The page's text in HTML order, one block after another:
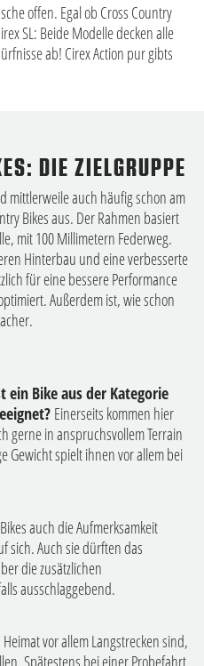
offen. Egal ob Cross Country
SL: Beide Modelle decken alle
ab! Cirex Action pur gibts
DIE ZIELGRUPPE
mittlerweile auch häufig schon am
Bikes aus. Der Rahmen basiert
mit 100 Millimetern Federweg.
Hinterbau und eine verbesserte
für eine bessere Performance
Außerdem ist, wie schon
ein Bike aus der Kategorie
Einerseits kommen hier
gerne in anspruchsvollem Terrain
Gewicht spielt ihnen vor allem bei
auch die Aufmerksamkeit
sich. Auch sie dürften das
die zusätzlichen
ausschlaggebend.
vor allem Langstrecken sind,
Spätestens bei einer Probefahrt